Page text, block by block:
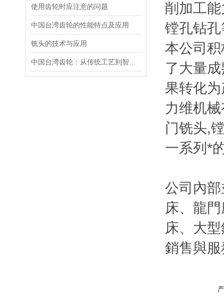
使用齿轮时应注意的问题
中国台湾齿轮的性能特点及应用
铣头的技术与应用
削加工
镗孔钻
本公司
了大量
果转化
力维机
门铣头,
一系列*
公司內
床、龍
床、大
銷售與